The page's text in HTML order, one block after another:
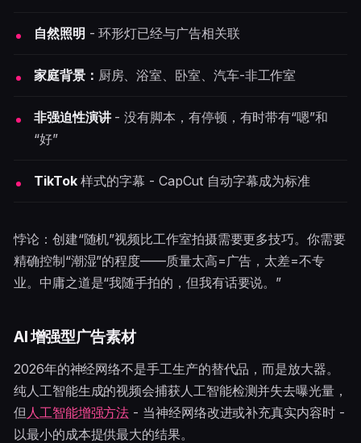
自然照明 - 环形灯已经与广告相关联
家庭背景： 厨房、浴室、卧室、汽车-非工作室
非强迫性演讲- 没有脚本，有停顿，有时带有“嗯”和
“好”
TikTok样式的字幕 - CapCut 自动字幕成为标准
悖论：创建“随机”视频比工作室拍摄需要更多技巧。你需要
精确控制“潮湿”的程度——质量太高=广告，太差=不专
业。中庸之道是“我随手拍的，但我有话要说。”
AI 增强型广告素材
2026年的神经网络不是手工生产的替代品，而是放大器。
纯人工智能生成的视频会捕获人工智能检测并失去曝光量，
但 人工智能增强方法 - 当神经网络改进或补充真实内容时 -
以最小的成本提供最大的结果。